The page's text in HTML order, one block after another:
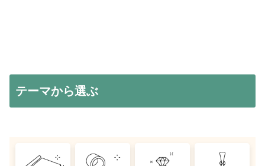
テーマから選ぶ